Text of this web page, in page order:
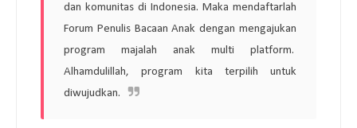
dan komunitas di Indonesia. Maka mendaftarlah
Forum Penulis Bacaan Anak dengan mengajukan
program majalah anak multi platform.
Alhamdulillah, program kita terpilih untuk
diwujudkan.